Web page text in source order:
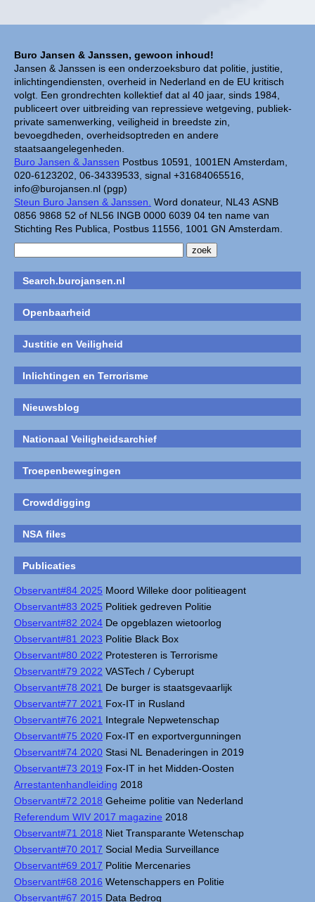
Buro Jansen & Janssen, gewoon inhoud!
Jansen & Janssen is een onderzoeksburo dat politie, justitie,
inlichtingendiensten, overheid in Nederland en de EU kritisch
volgt. Een grondrechten kollektief dat al 40 jaar, sinds 1984,
publiceert over uitbreiding van repressieve wetgeving, publiek-
private samenwerking, veiligheid in breedste zin,
bevoegdheden, overheidsoptreden en andere
staatsaangelegenheden.
Buro Jansen & Janssen Postbus 10591, 1001EN Amsterdam,
020-6123202, 06-34339533, signal +31684065516,
info@burojansen.nl (pgp)
Steun Buro Jansen & Janssen. Word donateur, NL43 ASNB
0856 9868 52 of NL56 INGB 0000 6039 04 ten name van
Stichting Res Publica, Postbus 11556, 1001 GN Amsterdam.
Search.burojansen.nl
Openbaarheid
Justitie en Veiligheid
Inlichtingen en Terrorisme
Nieuwsblog
Nationaal Veiligheidsarchief
Troepenbewegingen
Crowddigging
NSA files
Publicaties
Observant#84 2025 Moord Willeke door politieagent
Observant#83 2025 Politiek gedreven Politie
Observant#82 2024 De opgeblazen wietoorlog
Observant#81 2023 Politie Black Box
Observant#80 2022 Protesteren is Terrorisme
Observant#79 2022 VASTech / Cyberupt
Observant#78 2021 De burger is staatsgevaarlijk
Observant#77 2021 Fox-IT in Rusland
Observant#76 2021 Integrale Nepwetenschap
Observant#75 2020 Fox-IT en exportvergunningen
Observant#74 2020 Stasi NL Benaderingen in 2019
Observant#73 2019 Fox-IT in het Midden-Oosten
Arrestantenhandleiding 2018
Observant#72 2018 Geheime politie van Nederland
Referendum WIV 2017 magazine 2018
Observant#71 2018 Niet Transparante Wetenschap
Observant#70 2017 Social Media Surveillance
Observant#69 2017 Politie Mercenaries
Observant#68 2016 Wetenschappers en Politie
Observant#67 2015 Data Bedrog